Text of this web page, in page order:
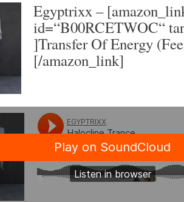
Egyptrixx–
id=“B00RCETWOC“
]Transfer Of Energy
[/amazon_link]